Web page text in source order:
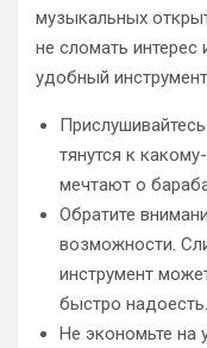
музыкальных
не сломать интерес
удобный инструмент.
тянутся к
мечтают о
Обратите
возможности.
инструмент
быстро надоесть.
Не экономьте на